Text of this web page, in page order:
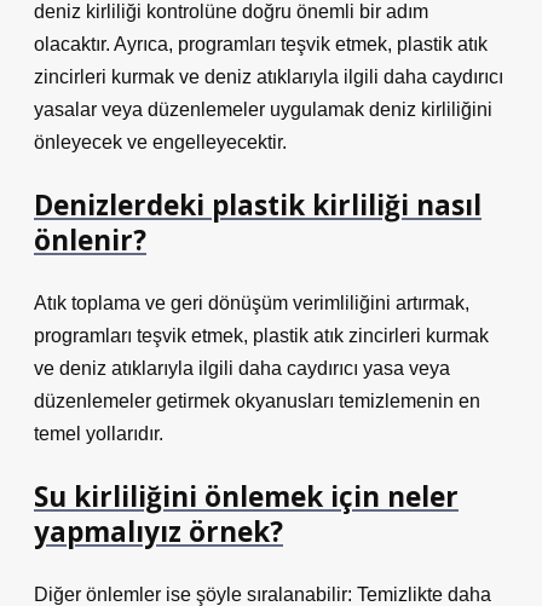
deniz kirliliği kontrolüne doğru önemli bir adım
olacaktır. Ayrıca, programları teşvik etmek, plastik atık
zincirleri kurmak ve deniz atıklarıyla ilgili daha caydırıcı
yasalar veya düzenlemeler uygulamak deniz kirliliğini
önleyecek ve engelleyecektir.
Denizlerdeki plastik kirliliği nasıl
önlenir?
Atık toplama ve geri dönüşüm verimliliğini artırmak,
programları teşvik etmek, plastik atık zincirleri kurmak
ve deniz atıklarıyla ilgili daha caydırıcı yasa veya
düzenlemeler getirmek okyanusları temizlemenin en
temel yollarıdır.
Su kirliliğini önlemek için neler
yapmalıyız örnek?
Diğer önlemler ise şöyle sıralanabilir: Temizlikte daha